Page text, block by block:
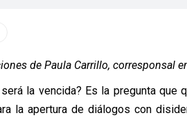
de Paula Carrillo, corresponsal
la vencida? Es la pregunta
la apertura de diálogos con